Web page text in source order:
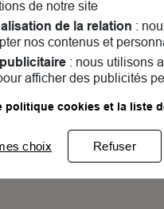
de notre site
de la relation :
nos contenus et
: nous utilisons
afficher des publicités
politique cookies et la liste
choix Refuser